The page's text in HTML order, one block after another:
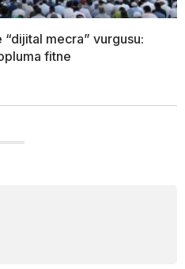
“dijital mecra” vurgusu:
fitne